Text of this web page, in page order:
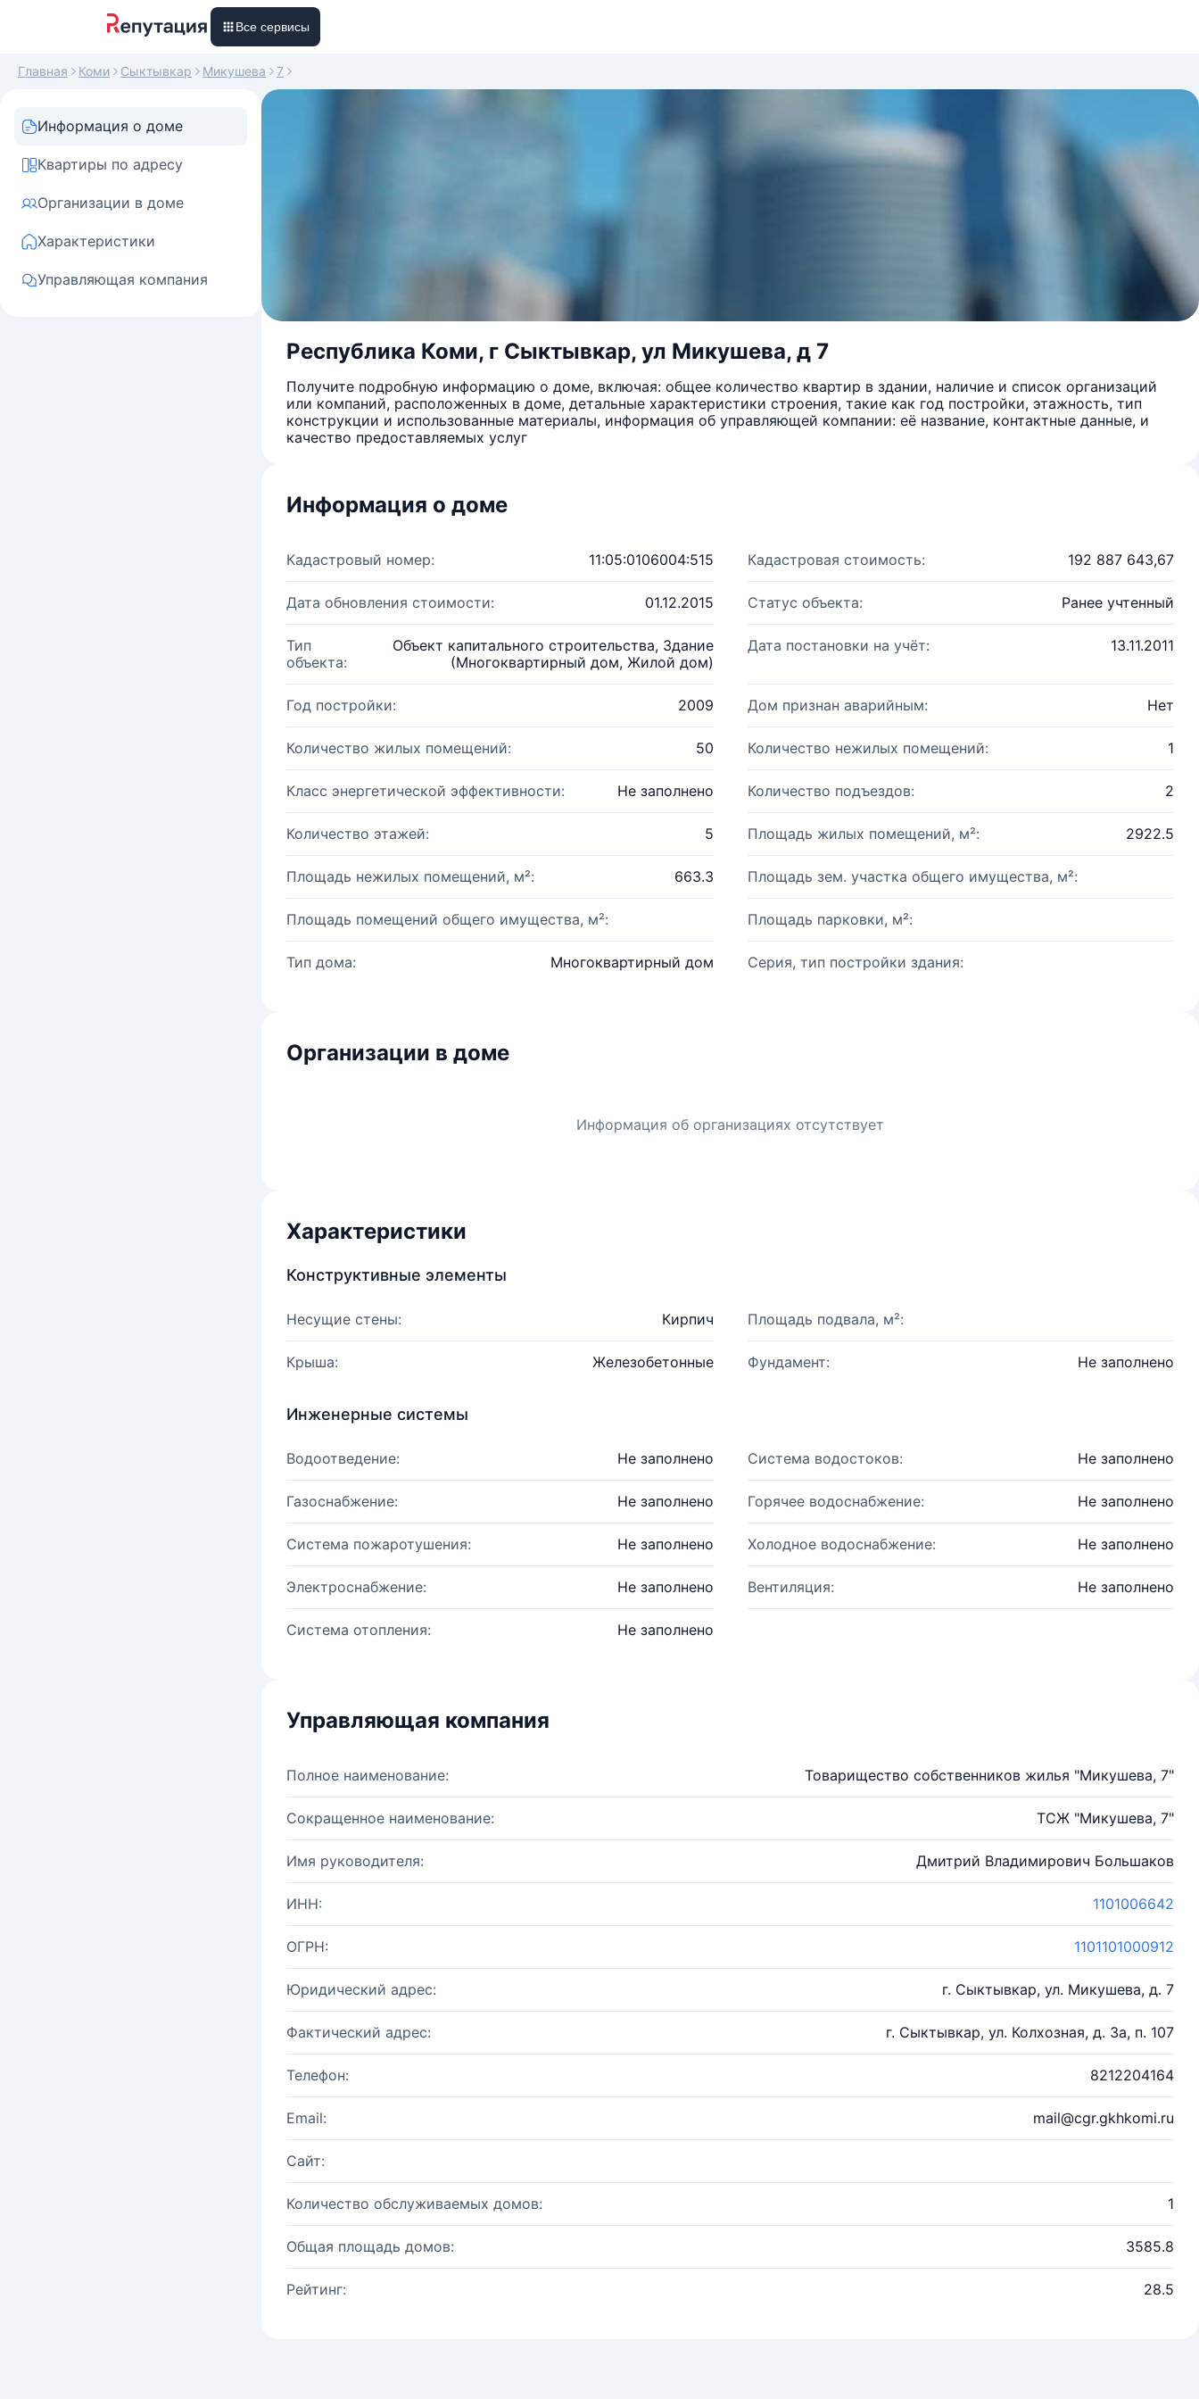
Все сервисы
Главная Коми Сыктывкар Микушева 7
Информация о доме
Квартиры по адресу
Организации в доме
Характеристики
Управляющая компания
Республика Коми, г Сыктывкар, ул Микушева, д 7
Получите подробную информацию о доме, включая: общее количество квартир в здании, наличие и список организаций
или компаний, расположенных в доме, детальные характеристики строения, такие как год постройки, этажность, тип
конструкции и использованные материалы, информация об управляющей компании: её название, контактные данные, и
качество предоставляемых услуг
Информация о доме
Кадастровый номер: 11:05:0106004:515 Кадастровая стоимость: 192 887 643,67
Дата обновления стоимости: 01.12.2015 Статус объекта: Ранее учтенный
Тип
объекта:
Объект капитального строительства, Здание
(Многоквартирный дом, Жилой дом)
Дата постановки на учёт: 13.11.2011
Год постройки: 2009 Дом признан аварийным: Нет
Количество жилых помещений: 50 Количество нежилых помещений: 1
Класс энергетической эффективности: Не заполнено Количество подъездов: 2
Количество этажей: 5 Площадь жилых помещений, м²: 2922.5
Площадь нежилых помещений, м²: 663.3 Площадь зем. участка общего имущества, м²:
Площадь помещений общего имущества, м²: Площадь парковки, м²:
Тип дома: Многоквартирный дом Серия, тип постройки здания:
Организации в доме
Информация об организациях отсутствует
Характеристики
Конструктивные элементы
Несущие стены: Кирпич Площадь подвала, м²:
Крыша: Железобетонные Фундамент: Не заполнено
Инженерные системы
Водоотведение: Не заполнено Система водостоков: Не заполнено
Газоснабжение: Не заполнено Горячее водоснабжение: Не заполнено
Система пожаротушения: Не заполнено Холодное водоснабжение: Не заполнено
Электроснабжение: Не заполнено Вентиляция: Не заполнено
Система отопления: Не заполнено
Управляющая компания
Полное наименование: Товарищество собственников жилья "Микушева, 7"
Сокращенное наименование: ТСЖ "Микушева, 7"
Имя руководителя: Дмитрий Владимирович Большаков
ИНН: 1101006642
ОГРН: 1101101000912
Юридический адрес: г. Сыктывкар, ул. Микушева, д. 7
Фактический адрес: г. Сыктывкар, ул. Колхозная, д. 3а, п. 107
Телефон: 8212204164
Email: mail@cgr.gkhkomi.ru
Сайт:
Количество обслуживаемых домов: 1
Общая площадь домов: 3585.8
Рейтинг: 28.5